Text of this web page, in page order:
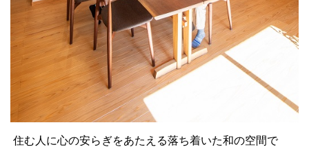
住む人に心の安らぎをあたえる落ち着いた和の空間で